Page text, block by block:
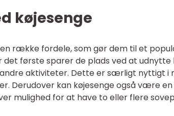
køjesenge
række fordele, som gør dem til et
første sparer de plads ved at udnytte
aktiviteter. Dette er særligt nyttigt i
Derudover kan køjesenge også være
mulighed for at have to eller flere